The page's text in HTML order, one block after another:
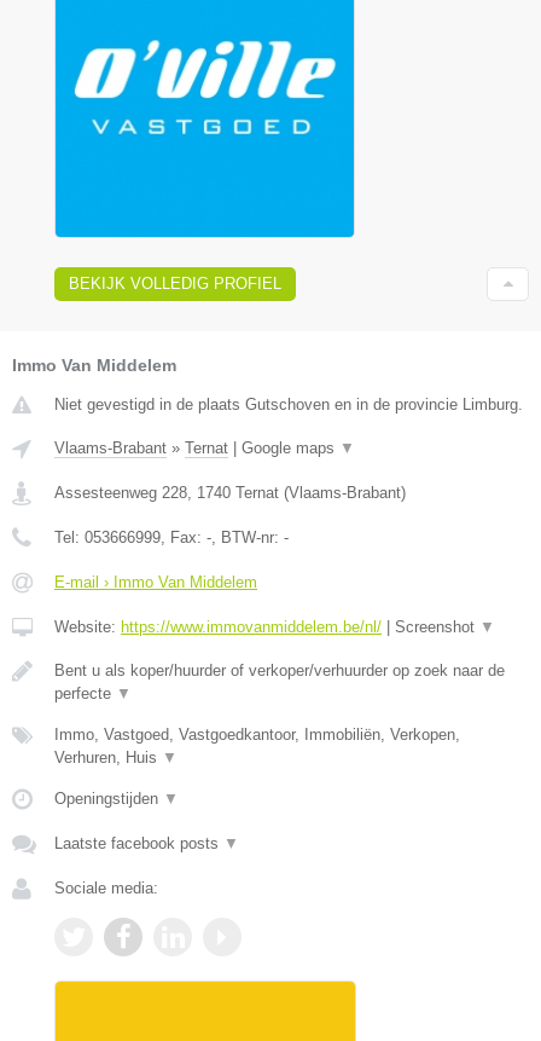
BEKIJK VOLLEDIG PROFIEL
Immo Van Middelem
Niet gevestigd in de plaats Gutschoven en in de provincie Limburg.
Vlaams-Brabant » Ternat Google maps ▼
Assesteenweg 228 1740 Ternat (Vlaams-Brabant)
Tel: 053666999 , Fax: - , BTW-nr: -
E-mail › Immo Van Middelem
Website: https://www.immovanmiddelem.be/nl/ Screenshot ▼
Bent u als koper/huurder of verkoper/verhuurder op zoek naar de
perfecte ▼
Immo, Vastgoed, Vastgoedkantoor, Immobiliën, Verkopen,
Verhuren, Huis ▼
Openingstijden ▼
Laatste facebook posts ▼
Sociale media: